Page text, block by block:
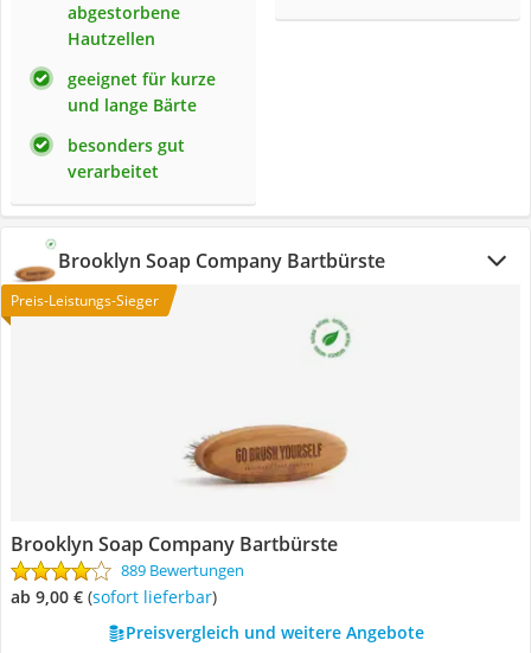
abgestorbene
Hautzellen
geeignet für kurze
und lange Bärte
besonders gut
verarbeitet
Brooklyn Soap Company Bartbürste
Preis-Leistungs-Sieger
Brooklyn Soap Company Bartbürste
889 Bewertungen
ab 9,00 € ( Sofort lieferbar)
Preisvergleich und weitere Angebote